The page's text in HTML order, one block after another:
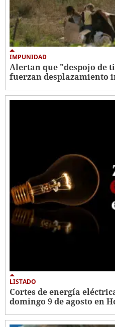
IMPUNIDAD
Alertan que "despojo de
fuerzan desplazamiento
LISTADO
Cortes de energía
domingo 9 de agosto en